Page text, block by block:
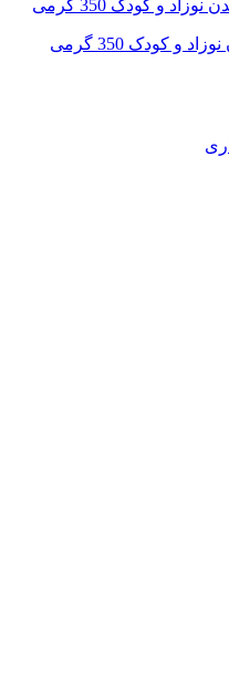
کودک 350 گرمی